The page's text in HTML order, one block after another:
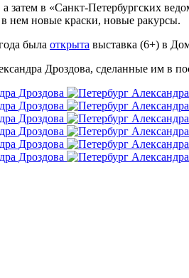
затем в «Санкт-Петербургских
нем новые краски, новые ракурсы.
была открыта выставка (6+) в
Дроздова, сделанные им в